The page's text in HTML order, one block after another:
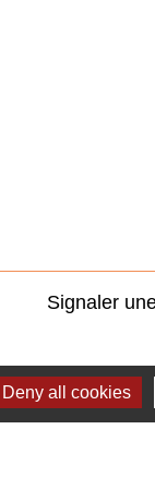
Signaler
Deny all cookies